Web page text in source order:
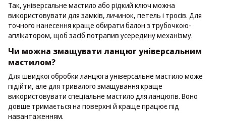
Так, універсальне мастило або рідкий ключ можна
використовувати для замків, личинок, петель і тросів. Для
точного нанесення краще обирати балон з трубочкою-
аплікатором, щоб засіб потрапив усередину механізму.
Чи можна змащувати ланцюг універсальним
мастилом?
Для швидкої обробки ланцюга універсальне мастило може
підійти, але для тривалого змащування краще
використовувати спеціальне мастило для ланцюгів. Воно
довше тримається на поверхні й краще працює під
навантаженням.